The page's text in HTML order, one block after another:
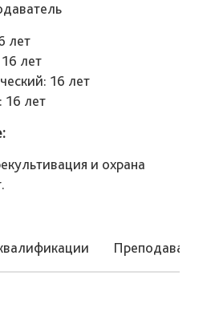
лет
лет
16 лет
16 лет
и охрана
Преподаваемые